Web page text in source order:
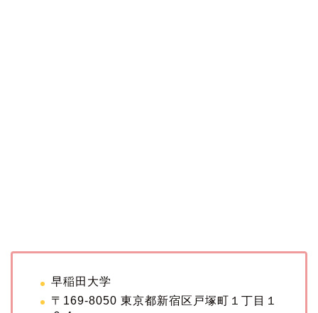
早稲田大学
〒169-8050 東京都新宿区戸塚町１丁目１